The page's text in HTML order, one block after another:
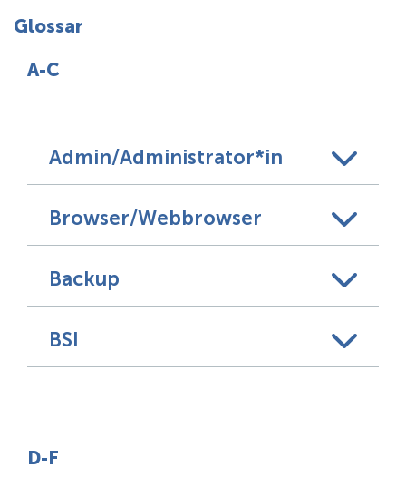
Glossar
A-C
Admin/Administrator*in
Browser/Webbrowser
Backup
BSI
D-F